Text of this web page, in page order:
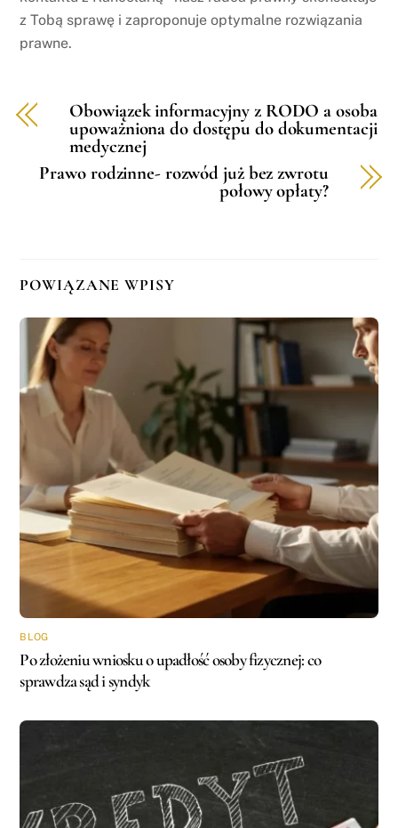
z Tobą sprawę i zaproponuje optymalne rozwiązania
prawne.
Obowiązek informacyjny z RODO a osoba
upoważniona do dostępu do dokumentacji
medycznej
Prawo rodzinne- rozwód już bez zwrotu
połowy opłaty?
POWIĄZANE WPISY
BLOG
Po złożeniu wniosku o upadłość osoby fizycznej: co
sprawdza sąd i syndyk